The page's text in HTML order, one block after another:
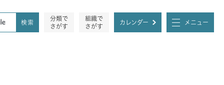
分類で
さがす
組織で
さがす
カレンダー メニュー